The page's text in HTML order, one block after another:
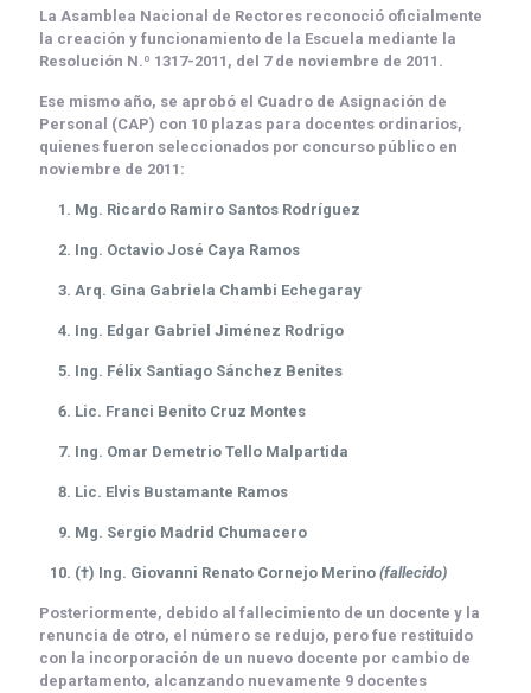
La Asamblea Nacional de Rectores reconoció oficialmente
la creación y funcionamiento de la Escuela mediante la
Resolución N.º 1317-2011 , del 7 de noviembre de 2011 .
Ese mismo año, se aprobó el Cuadro de Asignación de
Personal (CAP) con 10 plazas para docentes ordinarios,
quienes fueron seleccionados por concurso público en
noviembre de 2011:
Mg. Ricardo Ramiro Santos Rodríguez
Ing. Octavio José Caya Ramos
Arq. Gina Gabriela Chambi Echegaray
Ing. Edgar Gabriel Jiménez Rodrigo
Ing. Félix Santiago Sánchez Benites
Lic. Franci Benito Cruz Montes
Ing. Omar Demetrio Tello Malpartida
Lic. Elvis Bustamante Ramos
Mg. Sergio Madrid Chumacero
(†) Ing. Giovanni Renato Cornejo Merino (fallecido)
Posteriormente, debido al fallecimiento de un docente y la
renuncia de otro, el número se redujo, pero fue restituido
con la incorporación de un nuevo docente por cambio de
departamento, alcanzando nuevamente 9 docentes